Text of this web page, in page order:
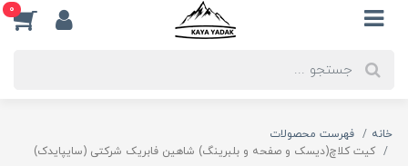
0
خانه
فهرست محصولات
کیت کلاچ(دیسک و صفحه و بلبرینگ) شاهین فابریک شرکتی (سایپایدک)